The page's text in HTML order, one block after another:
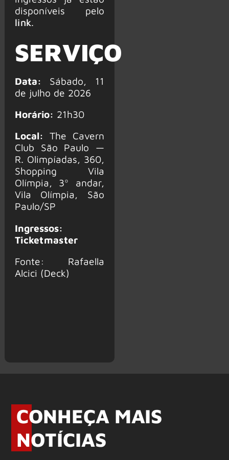
disponíveis pelo
link.
SERVIÇO
Data: Sábado, 11
de julho de 2026
Horário: 21h30
Local: The Cavern
Club São Paulo —
R. Olimpíadas, 360,
Shopping Vila
Olímpia, 3º andar,
Vila Olímpia, São
Paulo/SP
Ingressos:
Ticketmaster
Fonte: Rafaella
Alcici (Deck)
CONHEÇA MAIS
NOTÍCIAS